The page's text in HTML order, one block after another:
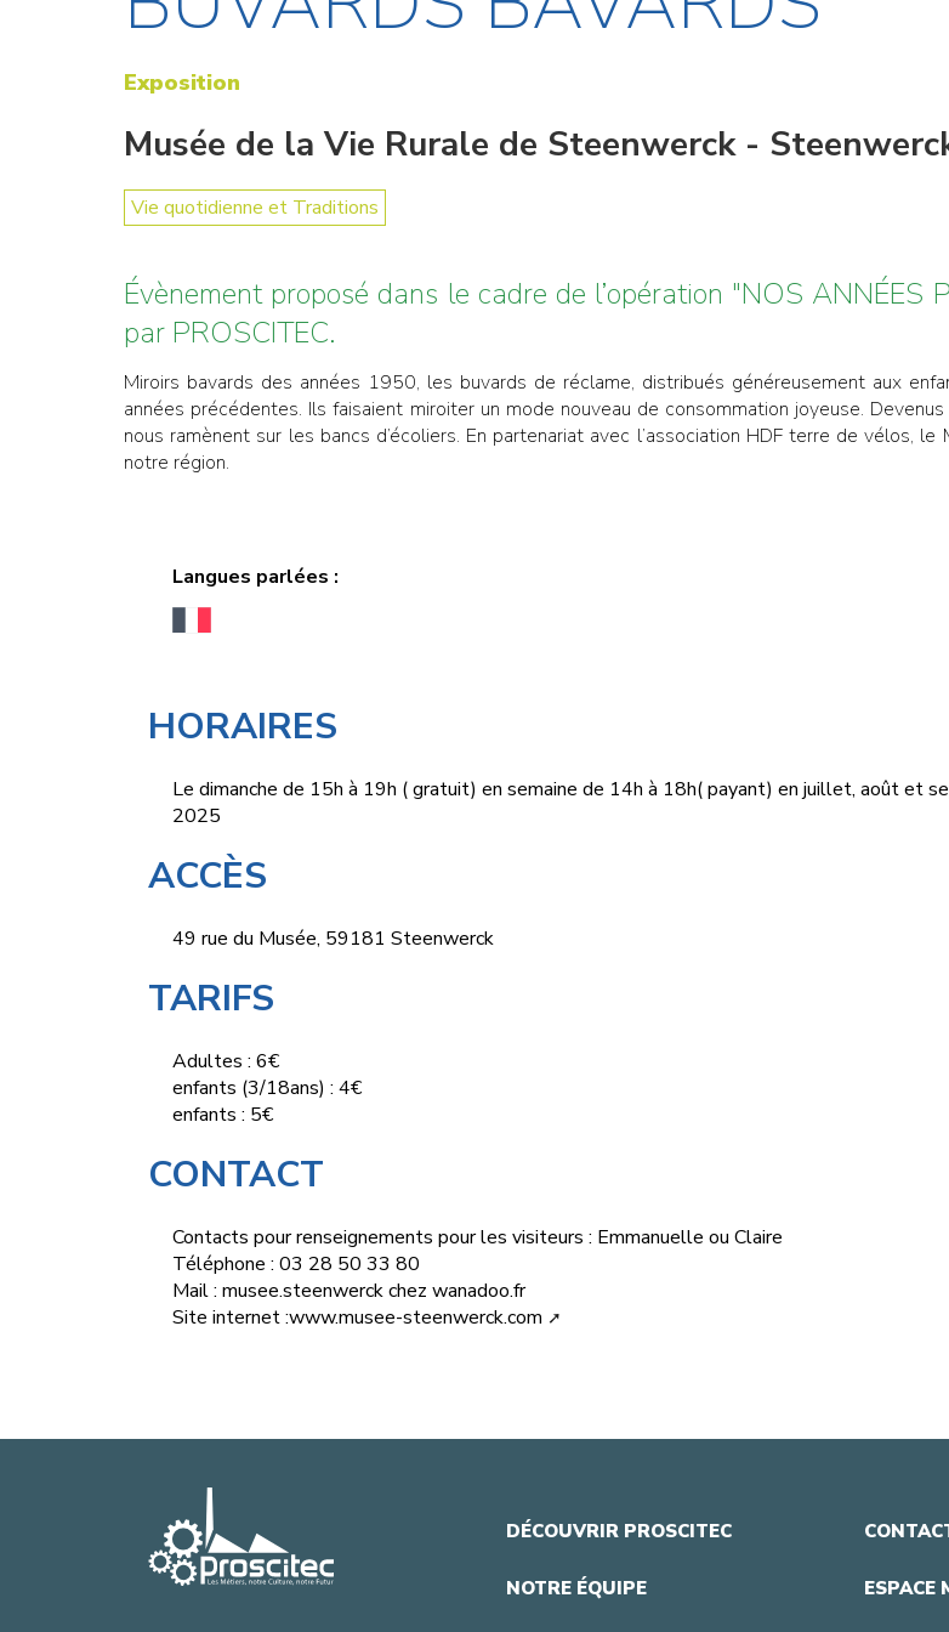
Exposition
Musée de la Vie Rurale de Steenwerck -
Vie quotidienne et Traditions
Évènement proposé dans le cadre de l’opération "NOS
par PROSCITEC.
Miroirs bavards des années 1950, les buvards de réclame, distribués généreusement aux
années précédentes. Ils faisaient miroiter un mode nouveau de consommation joyeuse.
nous ramènent sur les bancs d’écoliers. En partenariat avec l’association HDF terre de vélos,
notre région.
Langues parlées :
HORAIRES
Le dimanche de 15h à 19h ( gratuit) en semaine de 14h à 18h( payant) en juillet, août et
2025
ACCÈS
49 rue du Musée, 59181 Steenwerck
TARIFS
Adultes : 6€
enfants (3/18ans) : 4€
enfants : 5€
CONTACT
Contacts pour renseignements pour les visiteurs : Emmanuelle ou Claire
Téléphone : 03 28 50 33 80
Mail : musee.steenwerckchez wanadoo.fr
Site internet :www.musee-steenwerck.com
DÉCOUVRIR PROSCITEC
NOTRE ÉQUIPE ESPACE